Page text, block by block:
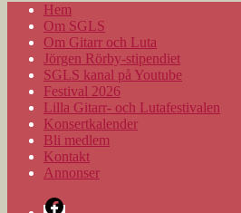
Hem
Om SGLS
Om Gitarr och Luta
Jörgen Rörby-stipendiet
SGLS kanal på Youtube
Festival 2026
Lilla Gitarr- och Lutafestivalen
Konsertkalender
Bli medlem
Kontakt
Annonser
Facebook